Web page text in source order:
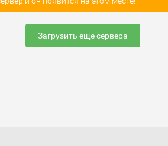
Загрузить еще сервера